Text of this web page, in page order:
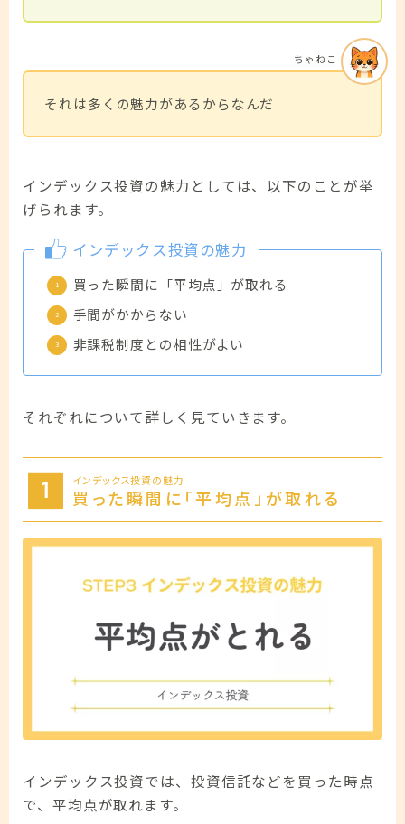
それは多くの魅力があるからなんだ
ちゃねこ
インデックス投資の魅力としては、以下のことが挙
げられます。
インデックス投資の魅力
買った瞬間に「平均点」が取れる
手間がかからない
非課税制度との相性がよい
それぞれについて詳しく見ていきます。
インデックス投資の魅力
買った瞬間に「平均点」が取れる
インデックス投資では、投資信託などを買った時点
で、平均点が取れます。